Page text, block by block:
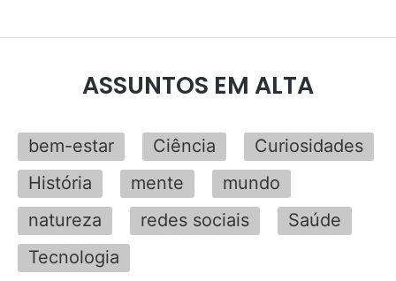
ASSUNTOS EM ALTA
bem-estar Ciência
Curiosidades
História
mente
mundo
natureza
redes sociais
Saúde
Tecnologia